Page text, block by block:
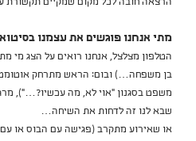
הרצאה חובה לכל מקום שמקיים תקשורת
מתי אנחנו פוגשים את עצמנו
הטלפון מצלצל, אנחנו רואים על הצג מי
בן משפחה…) ובום: הראש מתרחק
משפט בסגנון "אוי לא, מה עכשיו?…"),
שבא לנו זה לדחות את השיחה…
או שאירוע מתקרב (פגישה עם הבוס או